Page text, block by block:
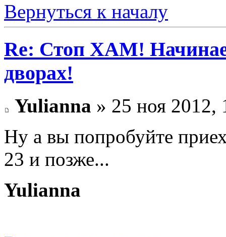
Вернуться к началу
Re: Стоп ХАМ!
дворах!
Yulianna » 25 ноя 2012,
Ну а вы попробуйте
23 и позже...
Yulianna